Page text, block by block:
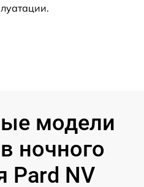
модели
ночного
Pard NV